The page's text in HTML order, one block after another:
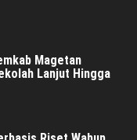
Magetan
Lanjut Hingga